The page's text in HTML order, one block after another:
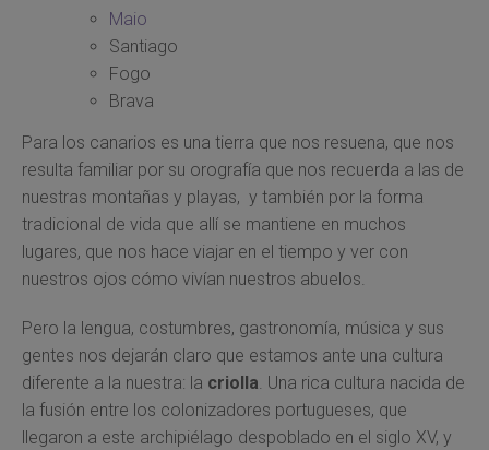
Maio
Santiago
Fogo
Brava
Para los canarios es una tierra que nos resuena, que nos
resulta familiar por su orografía que nos recuerda a las de
nuestras montañas y playas, y también por la forma
tradicional de vida que allí se mantiene en muchos
lugares, que nos hace viajar en el tiempo y ver con
nuestros ojos cómo vivían nuestros abuelos.
Pero la lengua, costumbres, gastronomía, música y sus
gentes nos dejarán claro que estamos ante una cultura
diferente a la nuestra: la criolla. Una rica cultura nacida de
la fusión entre los colonizadores portugueses, que
llegaron a este archipiélago despoblado en el siglo XV, y